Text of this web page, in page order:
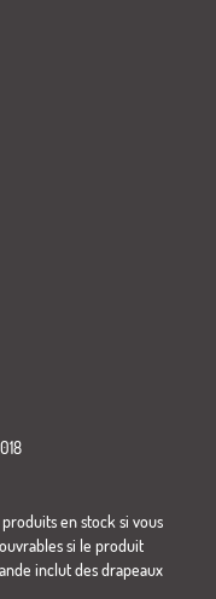
en stock si vous
si le produit
inclut des drapeaux